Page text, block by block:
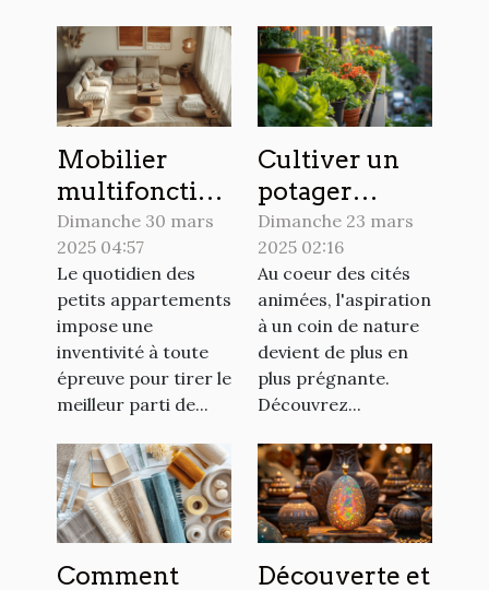
Mobilier
multifonction
pour petits
appartements
optimisation
maximale de
l'espace
Dimanche 30 mars
2025 04:57
Le quotidien des
petits appartements
impose une
inventivité à toute
épreuve pour tirer le
meilleur parti de...
Cultiver un
potager
urbain sur un
balcon les
secrets d'un
espace vert en
ville
Dimanche 23 mars
2025 02:16
Au coeur des cités
animées, l'aspiration
à un coin de nature
devient de plus en
plus prégnante.
Découvrez...
Comment Découverte et